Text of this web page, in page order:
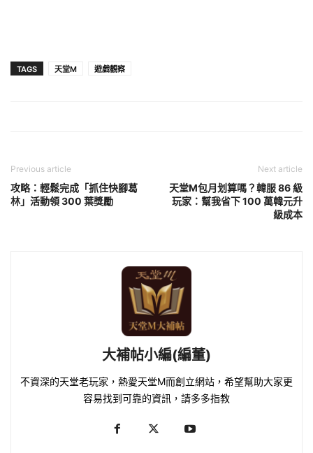
TAGS 天堂M 遊戲觀察
Previous article
攻略：輕鬆完成「抓住快腳葛
林」活動領 300 葉獎勵
Next article
天堂M包月划算嗎？韓服 86 級
玩家：幫我省下 100 萬韓元升
級成本
大補帖小編(編董)
不資深的天堂老玩家，熱愛天堂M而創立網站，希望幫助大家更
容易找到可靠的資訊，請多多指教